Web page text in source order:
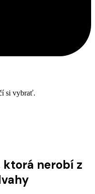
si vybrať.
nebude ostrá, ťažká ani
kávy, ktorý sa pije ľahko
ktorá nerobí z